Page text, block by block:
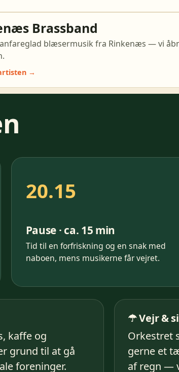
Brassband
blæsermusik fra Rinkenæs — vi
→
20.15
Pause · ca. 15 min
Tid til en forfriskning og en snak med
naboen, mens musikerne får vejret.
kaffe og
grund til at gå
foreninger.
☂︎ Vejr &
Orkestret
gerne et
af regn —